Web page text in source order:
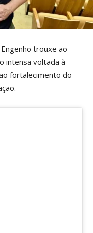
trouxe ao
intensa voltada à
fortalecimento do